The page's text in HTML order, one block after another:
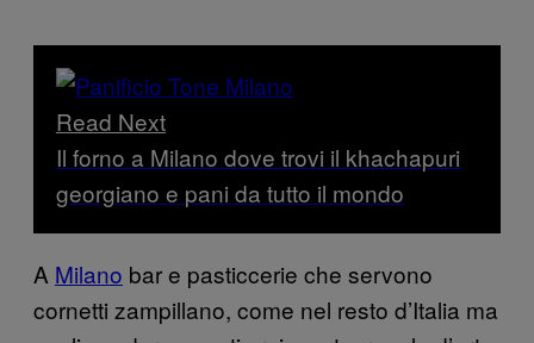
Read Next
Il forno a Milano dove trovi il khachapuri
georgiano e pani da tutto il mondo
A Milano bar e pasticcerie che servono
cornetti zampillano, come nel resto d’Italia ma